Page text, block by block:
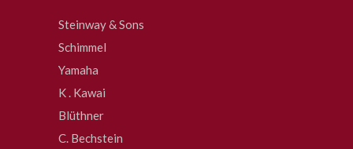
Steinway & Sons
Schimmel
Yamaha
K . Kawai
Blüthner
C. Bechstein